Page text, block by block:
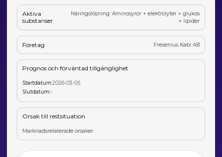
Aktiva
substanser
Näringslösning: Aminosyror + elektrolyter + glukos
+ lipider
Företag Fresenius Kabi AB
Prognos och förväntad tillgänglighet
Startdatum:2026-03-05
Slutdatum:-
Orsak till restsituation
Marknadsrelaterade orsaker